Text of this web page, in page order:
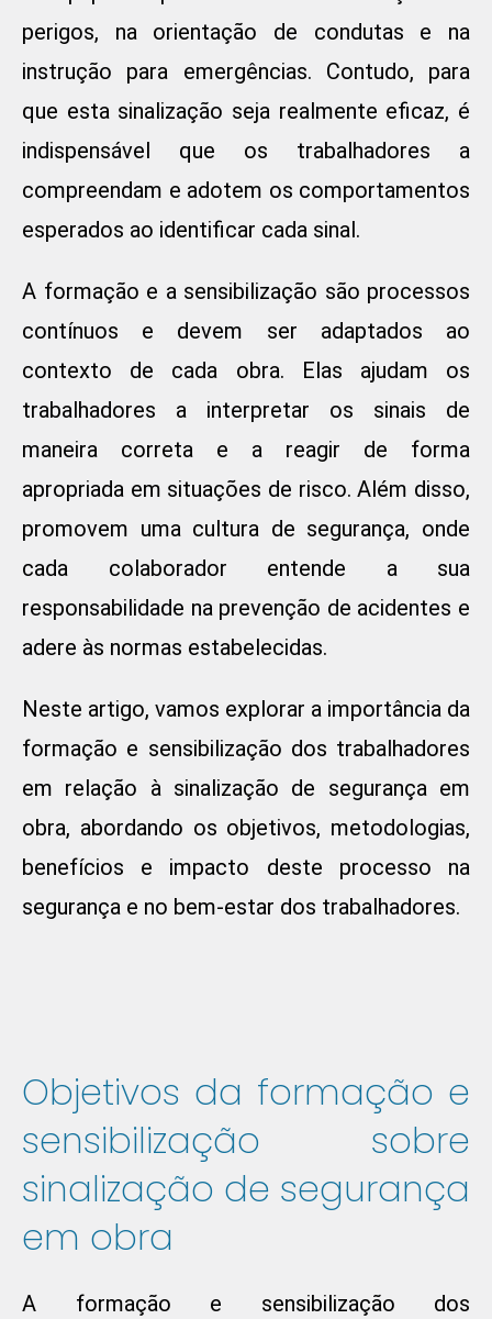
perigos, na orientação de condutas e na
instrução para emergências. Contudo, para
que esta sinalização seja realmente eficaz, é
indispensável que os trabalhadores a
compreendam e adotem os comportamentos
esperados ao identificar cada sinal.
A formação e a sensibilização são processos
contínuos e devem ser adaptados ao
contexto de cada obra. Elas ajudam os
trabalhadores a interpretar os sinais de
maneira correta e a reagir de forma
apropriada em situações de risco. Além disso,
promovem uma cultura de segurança, onde
cada colaborador entende a sua
responsabilidade na prevenção de acidentes e
adere às normas estabelecidas.
Neste artigo, vamos explorar a importância da
formação e sensibilização dos trabalhadores
em relação à sinalização de segurança em
obra, abordando os objetivos, metodologias,
benefícios e impacto deste processo na
segurança e no bem-estar dos trabalhadores.
Objetivos da formação e
sensibilização sobre
sinalização de segurança
em obra
A formação e sensibilização dos